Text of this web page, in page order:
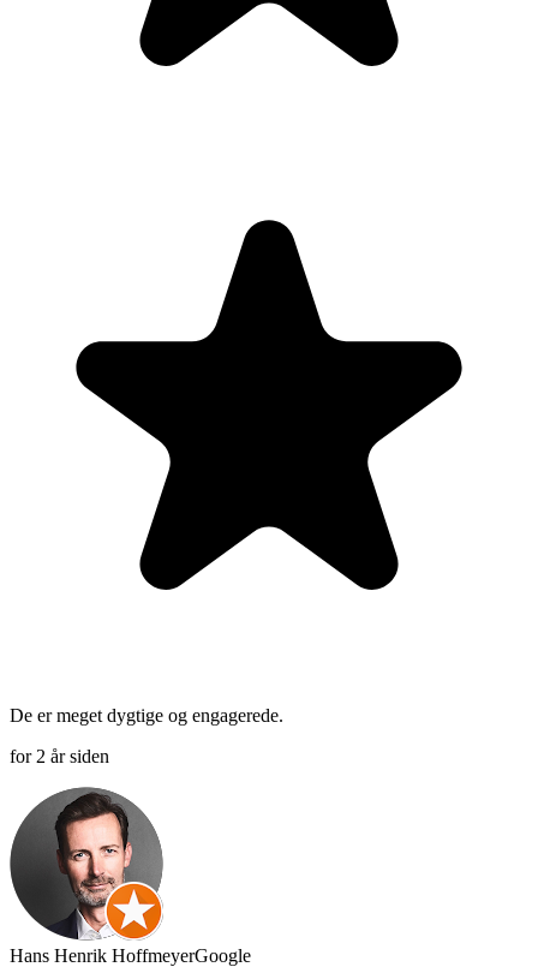
De er meget dygtige og engagerede.
for 2 år siden
Hans Henrik HoffmeyerGoogle